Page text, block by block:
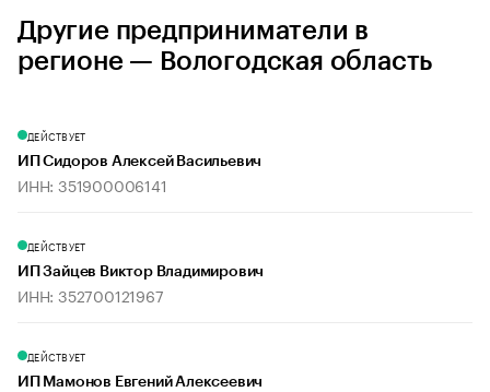
Другие предприниматели в
регионе — Вологодская область
ДЕЙСТВУЕТ
ИП Сидоров Алексей Васильевич
ИНН: 351900006141
ДЕЙСТВУЕТ
ИП Зайцев Виктор Владимирович
ИНН: 352700121967
ДЕЙСТВУЕТ
ИП Мамонов Евгений Алексеевич